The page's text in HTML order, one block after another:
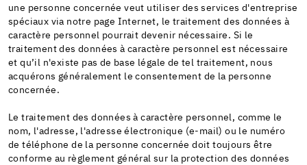
une personne concernée veut utiliser des services d'entreprise
spéciaux via notre page Internet, le traitement des données à
caractère personnel pourrait devenir nécessaire. Si le
traitement des données à caractère personnel est nécessaire
et qu’il n'existe pas de base légale de tel traitement, nous
acquérons généralement le consentement de la personne
concernée.
Le traitement des données à caractère personnel, comme le
nom, l'adresse, l'adresse électronique (e-mail) ou le numéro
de téléphone de la personne concernée doit toujours être
conforme au règlement général sur la protection des données